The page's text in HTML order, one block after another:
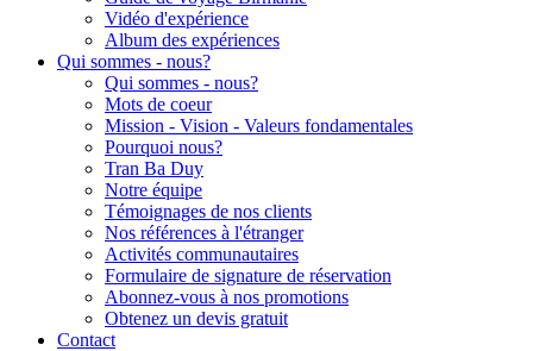
Vidéo d'expérience
Album des expériences
Qui sommes - nous?
Qui sommes - nous?
Mots de coeur
Mission - Vision - Valeurs fondamentales
Pourquoi nous?
Tran Ba Duy
Notre équipe
Témoignages de nos clients
Nos références à l'étranger
Activités communautaires
Formulaire de signature de réservation
Abonnez-vous à nos promotions
Obtenez un devis gratuit
Contact